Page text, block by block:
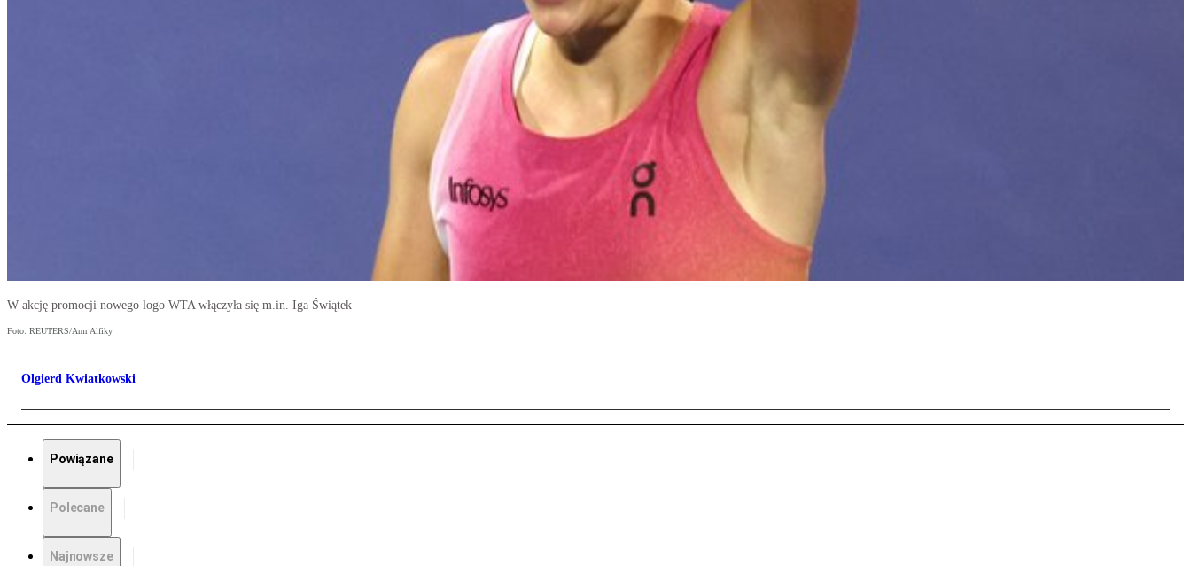
W akcję promocji nowego logo WTA włączyła się m.in. Iga Świątek
Foto: REUTERS/Amr Alfiky
Olgierd Kwiatkowski
Powiązane
Polecane
Najnowsze